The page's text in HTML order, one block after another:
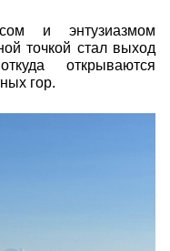
и энтузиазмом
точкой стал выход
открываются
гор.